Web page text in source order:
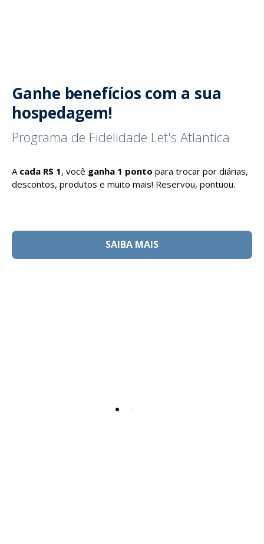
Ganhe benefícios com a sua
hospedagem!
Programa de Fidelidade Let's Atlantica
A cada R$ 1, você ganha 1 ponto para trocar por diárias,
descontos, produtos e muito mais! Reservou, pontuou.
SAIBA MAIS